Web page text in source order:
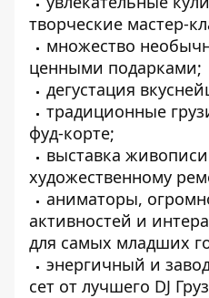
творческие мастер-
множество
ценными подарками;
дегустация
традиционные
фуд-корте;
выставка
художественному
аниматоры,
активностей и
для самых младших
энергичный и
сет от лучшего DJ